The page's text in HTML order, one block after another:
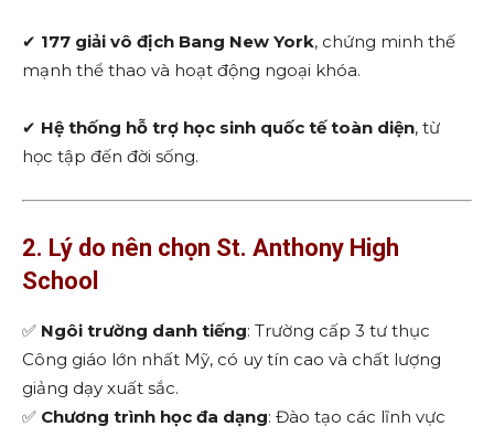
✔ 177 giải vô địch Bang New York, chứng minh thế
mạnh thể thao và hoạt động ngoại khóa.
✔ Hệ thống hỗ trợ học sinh quốc tế toàn diện, từ
học tập đến đời sống.
2. Lý do nên chọn St. Anthony High
School
✅ Ngôi trường danh tiếng: Trường cấp 3 tư thục
Công giáo lớn nhất Mỹ, có uy tín cao và chất lượng
giảng dạy xuất sắc.
✅ Chương trình học đa dạng: Đào tạo các lĩnh vực